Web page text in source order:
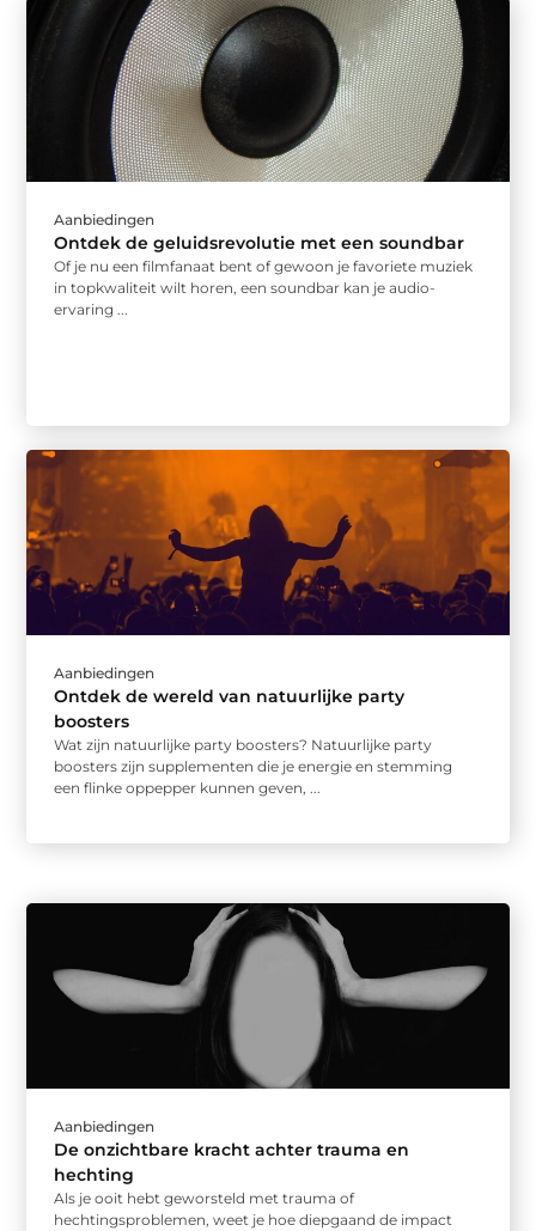
Aanbiedingen
Ontdek de geluidsrevolutie met een soundbar
Of je nu een filmfanaat bent of gewoon je favoriete muziek
in topkwaliteit wilt horen, een soundbar kan je audio-
ervaring ...
Aanbiedingen
Ontdek de wereld van natuurlijke party
boosters
Wat zijn natuurlijke party boosters? Natuurlijke party
boosters zijn supplementen die je energie en stemming
een flinke oppepper kunnen geven, ...
Aanbiedingen
De onzichtbare kracht achter trauma en
hechting
Als je ooit hebt geworsteld met trauma of
hechtingsproblemen, weet je hoe diepgaand de impact